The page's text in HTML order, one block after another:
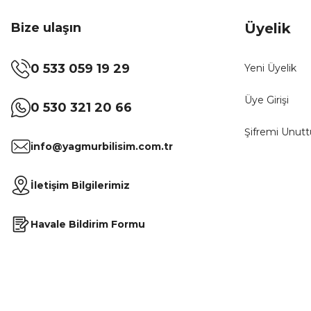
Bize ulaşın
0 533 059 19 29
0 530 321 20 66
info@yagmurbilisim.com.tr
İletişim Bilgilerimiz
Havale Bildirim Formu
Üyelik
Yeni Üyelik
Üye Girişi
Şifremi